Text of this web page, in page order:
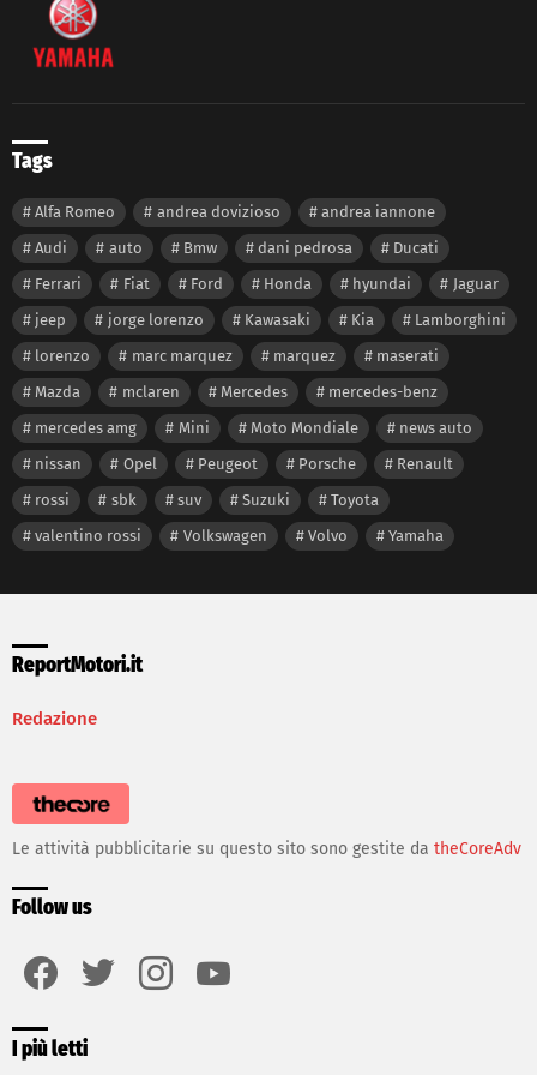
Tags
Alfa Romeo andrea dovizioso
andrea iannone
Audi
auto Bmw dani pedrosa
Ducati
Ferrari
Fiat Ford Honda hyundai
Jaguar
jeep
jorge lorenzo Kawasaki Kia
Lamborghini
lorenzo
marc marquez marquez
maserati
Mazda
mclaren Mercedes
mercedes-benz
mercedes amg
Mini Moto Mondiale
news auto
nissan
Opel Peugeot Porsche
Renault
rossi
sbk suv Suzuki
Toyota
valentino rossi
Volkswagen Volvo Yamaha
ReportMotori.it
Redazione
Le attività pubblicitarie su questo sito sono gestite da theCoreAdv
Follow us
I più letti